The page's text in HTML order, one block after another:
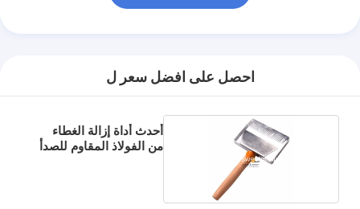
احصل على افضل سعر ل
أحدث أداة إزالة الغطاء
من الفولاذ المقاوم للصدأ